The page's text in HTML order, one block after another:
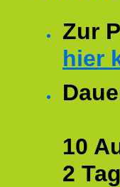
Zur
hier
10
2